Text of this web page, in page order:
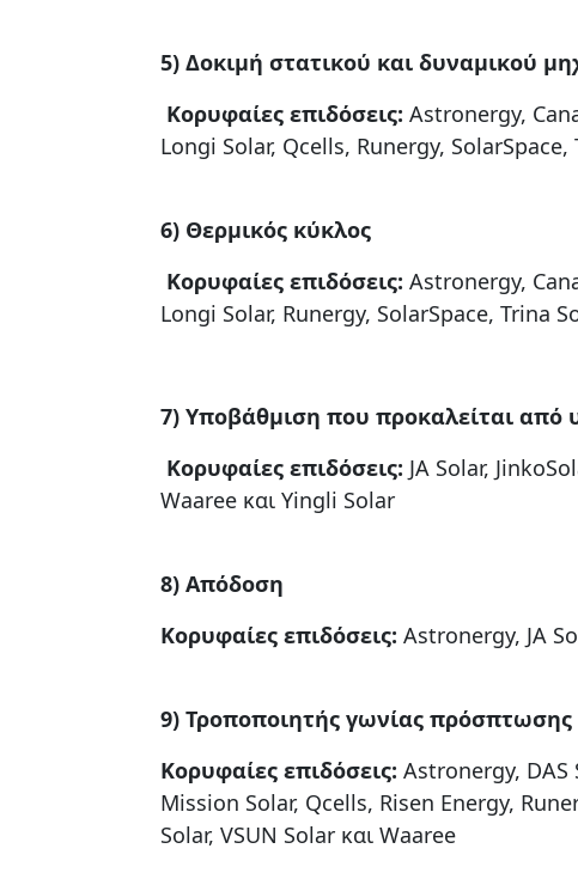
5) Δοκιμή στατικού και δυναμικού
Κορυφαίες επιδόσεις: Astronergy,
Longi Solar, Qcells, Runergy,
6) Θερμικός κύκλος
Κορυφαίες επιδόσεις: Astronergy,
Longi Solar, Runergy, SolarSpace, Trina
7) Υποβάθμιση που προκαλείται από
Κορυφαίες επιδόσεις: JA Solar,
Waaree και Yingli Solar
8) Απόδοση
Κορυφαίες επιδόσεις: Astronergy, JA
9) Τροποποιητής γωνίας πρόσπτωσης
Κορυφαίες επιδόσεις: Astronergy, DAS
Mission Solar, Qcells, Risen Energy,
Solar, VSUN Solar και Waaree